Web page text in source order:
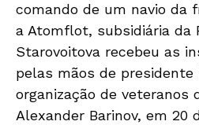
comando de um navio da
a Atomflot, subsidiária da
Starovoitova recebeu as
pelas mãos de presidente
organização de veteranos
Alexander Barinov, em 20